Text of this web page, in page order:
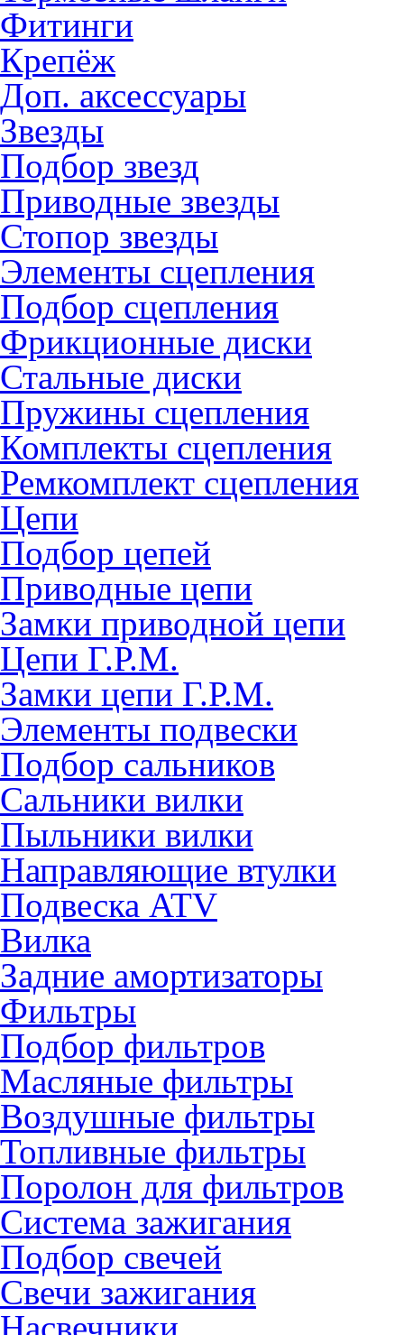
Фитинги
Крепёж
Доп. аксессуары
Звезды
Подбор звезд
Приводные звезды
Стопор звезды
Элементы сцепления
Подбор сцепления
Фрикционные диски
Стальные диски
Пружины сцепления
Комплекты сцепления
Ремкомплект сцепления
Цепи
Подбор цепей
Приводные цепи
Замки приводной цепи
Цепи Г.Р.М.
Замки цепи Г.Р.М.
Элементы подвески
Подбор сальников
Сальники вилки
Пыльники вилки
Направляющие втулки
Подвеска ATV
Вилка
Задние амортизаторы
Фильтры
Подбор фильтров
Масляные фильтры
Воздушные фильтры
Топливные фильтры
Поролон для фильтров
Система зажигания
Подбор свечей
Свечи зажигания